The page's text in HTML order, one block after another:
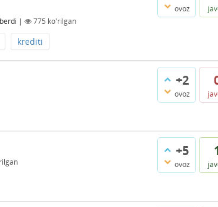
ovoz
| 775 ko'rilgan
krediti
+2
ovoz
+5
ovoz